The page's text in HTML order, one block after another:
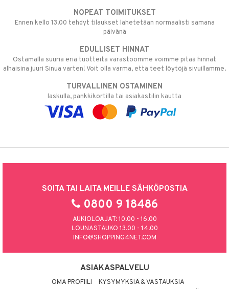
NOPEAT TOIMITUKSET
Ennen kello 13.00 tehdyt tilaukset lähetetään normaalisti samana
päivänä
EDULLISET HINNAT
Ostamalla suuria eriä tuotteita varastoomme voimme pitää hinnat
alhaisina juuri Sinua varten! Voit olla varma, että teet löytöjä sivuillamme.
TURVALLINEN OSTAMINEN
laskulla, pankkikortilla tai asiakastilin kautta
SOITA TAI LAITA MEILLE SÄHKÖPOSTIA
0800 9 18486
AUKIOLOAJAT: 10.00 - 16.00
LOUNASTAUKO 13.00 - 14.00
INFO@SHOPPING4NET.COM
ASIAKASPALVELU
OMA PROFIILI
KYSYMYKSIÄ & VASTAUKSIA